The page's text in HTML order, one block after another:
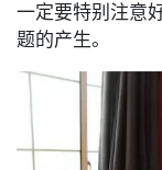
一定要特别注意
题的产生。